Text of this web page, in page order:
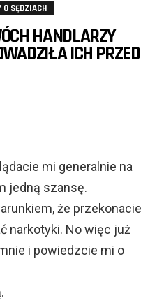
O SĘDZIACH
HANDLARZY
ICH PRZED
mi generalnie na
jedną szansę.
że przekonacie
narkotyki. No więc już
i powiedzcie mi o